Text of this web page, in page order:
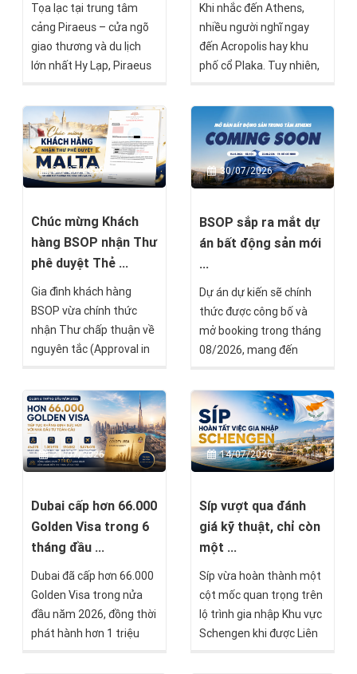
Tọa lạc tại trung tâm
cảng Piraeus – cửa ngõ
giao thương và du lịch
lớn nhất Hy Lạp, Piraeus
những dự án nổi bật
hướng đến nhóm nhà
đầu tư tìm kiếm giá trị
bền vững mà BSOP sẽ
chính thức mở bán trong
Khi nhắc đến Athens,
nhiều người nghĩ ngay
đến Acropolis hay khu
phố cổ Plaka. Tuy nhiên,
thành phố khoảng 20–30
phút di chuyển là Piraeus
– cảng biển lớn nhất Hy
Lạp, một trong những
trung tâm hàng hải quan
khu vực đang chuyển
mình mạnh mẽ nhờ sự
sản.
31/07/2026
Chúc mừng Khách
hàng BSOP nhận Thư
phê duyệt Thẻ ...
Gia đình khách hàng
BSOP vừa chính thức
nhận Thư chấp thuận về
nguyên tắc (Approval in
Malta Permanent
Residence Programme
(MPRP). Đây là cột mốc
quan trọng, đánh dấu
quá trình thẩm định (Due
Diligence) và chỉ còn một
số bước cuối trước khi
vĩnh viễn Malta.
30/07/2026
BSOP sắp ra mắt dự
án bất động sản mới
...
Dự án dự kiến sẽ chính
thức được công bố và
mở booking trong tháng
08/2026, mang đến
tư tại thị trường châu Âu
dành cho các nhà đầu tư
đang tìm kiếm cơ hội đa
dạng hóa tài sản quốc tế.
21/07/2026
Dubai cấp hơn 66.000
Golden Visa trong 6
tháng đầu ...
Dubai đã cấp hơn 66.000
Golden Visa trong nửa
đầu năm 2026, đồng thời
phát hành hơn 1 triệu
14/07/2026
Síp vượt qua đánh
giá kỹ thuật, chỉ còn
một ...
Síp vừa hoàn thành một
cột mốc quan trọng trên
lộ trình gia nhập Khu vực
Schengen khi được Liên